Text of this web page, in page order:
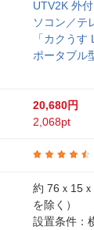
UTV2K 外
ソコン／テ
「カクう
ポータブル
20,680円
2,068pt
約 76ｘ15
を除く）
設置条件：